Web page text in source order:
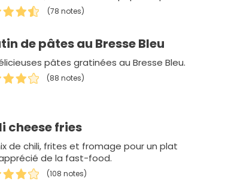
organisez un brun…
(78 notes)
de pâtes au Bresse Bleu
pâtes gratinées au Bresse Bleu.
(88 notes)
cheese fries
de chili, frites et fromage pour un plat
de la fast-food.
(108 notes)